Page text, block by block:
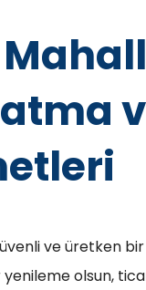
ve üretken
olsun,